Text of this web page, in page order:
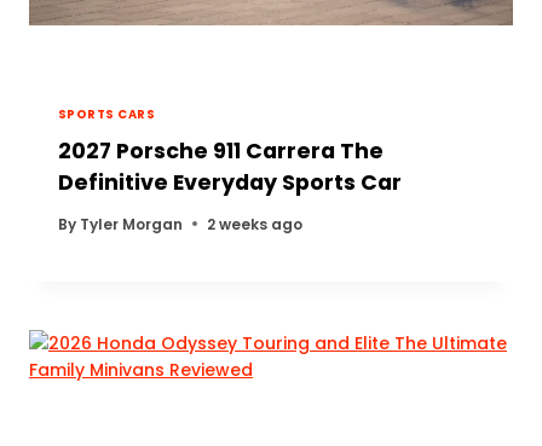
SPORTS CARS
2027 Porsche 911 Carrera The
Definitive Everyday Sports Car
By Tyler Morgan 2 weeks ago